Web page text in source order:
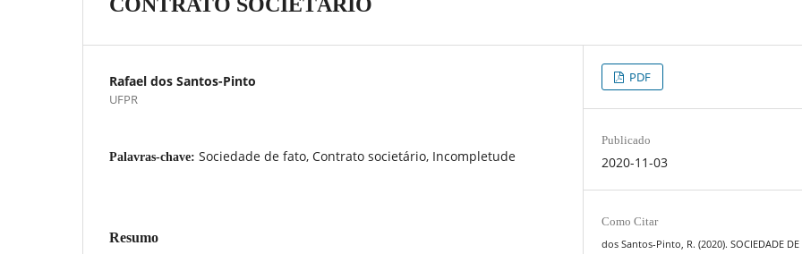
Rafael dos Santos-Pinto
UFPR
Palavras-chave: Sociedade de fato, Contrato societário, Incompletude
Resumo
PDF
Publicado
2020-11-03
Como Citar
dos Santos-Pinto, R. (2020). SOCIEDADE DE